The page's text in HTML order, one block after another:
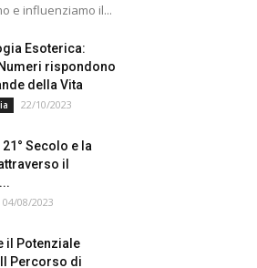
e influenziamo il...
Esoterica:
rispondono
della Vita
22/10/2023
21° Secolo e la
il
04/08/2023
il Potenziale
Percorso di